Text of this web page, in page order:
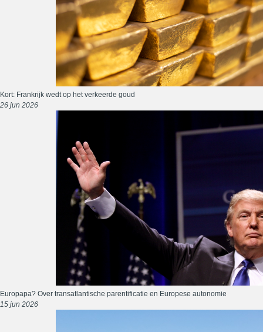
Kort: Frankrijk wedt op het verkeerde goud
26 jun 2026
Europapa? Over transatlantische parentificatie en Europese autonomie
15 jun 2026